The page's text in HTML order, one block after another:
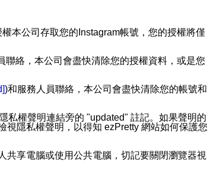
本公司存取您的Instagram帳號，您的授權將僅
絡，本公司會盡快清除您的授權資料，或是您
)和服務人員聯絡，本公司會盡快清除您的帳號和
私權聲明連結旁的 "updated" 註記。如果聲明的
隱私權聲明，以得知 ezPretty 網站如何保護您
享電腦或使用公共電腦，切記要關閉瀏覽器視